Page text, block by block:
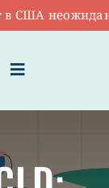
неожиданно
Toggle
Navigation